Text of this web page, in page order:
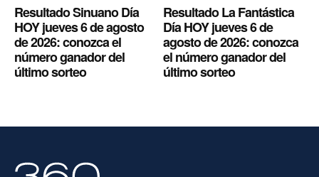
Resultado Sinuano Día
HOY jueves 6 de agosto
de 2026: conozca el
número ganador del
último sorteo
Resultado La Fantástica
Día HOY jueves 6 de
agosto de 2026: conozca
el número ganador del
último sorteo